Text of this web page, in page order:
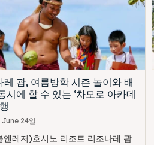
레 괌, 여름방학 시즌 놀이와 배
시에 할 수 있는 ‘차모로 아카데
24일
앤레저)호시노 리조트 리조나레 괌